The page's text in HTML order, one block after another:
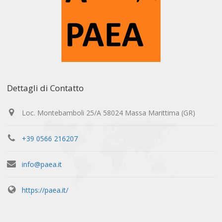
Dettagli di Contatto
Loc. Montebamboli 25/A 58024 Massa Marittima (GR)
+39 0566 216207
info@paea.it
https://paea.it/